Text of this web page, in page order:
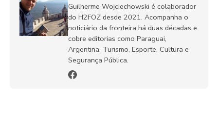
Guilherme Wojciechowski é colaborador
do H2FOZ desde 2021. Acompanha o
noticiário da fronteira há duas décadas e
cobre editorias como Paraguai,
Argentina, Turismo, Esporte, Cultura e
Segurança Pública.